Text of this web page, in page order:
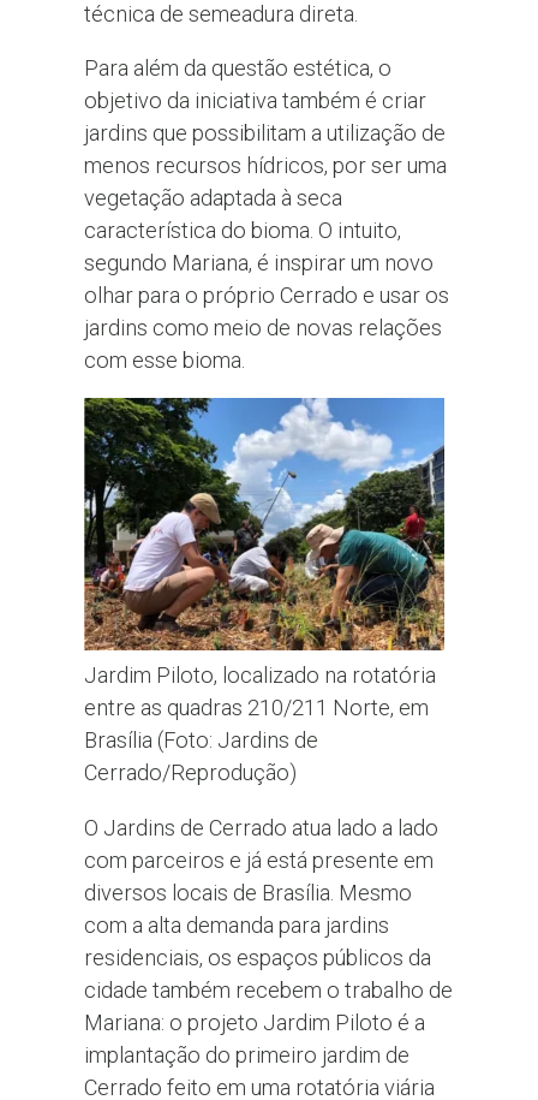
técnica de semeadura direta.
Para além da questão estética, o
objetivo da iniciativa também é criar
jardins que possibilitam a utilização de
menos recursos hídricos, por ser uma
vegetação adaptada à seca
característica do bioma. O intuito,
segundo Mariana, é inspirar um novo
olhar para o próprio Cerrado e usar os
jardins como meio de novas relações
com esse bioma.
Jardim Piloto, localizado na rotatória
entre as quadras 210/211 Norte, em
Brasília (Foto: Jardins de
Cerrado/Reprodução)
O Jardins de Cerrado atua lado a lado
com parceiros e já está presente em
diversos locais de Brasília. Mesmo
com a alta demanda para jardins
residenciais, os espaços públicos da
cidade também recebem o trabalho de
Mariana: o projeto Jardim Piloto é a
implantação do primeiro jardim de
Cerrado feito em uma rotatória viária